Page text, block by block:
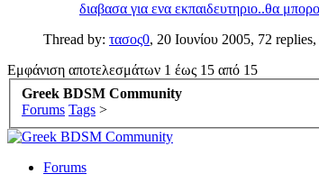
διαβασα για ενα εκπαιδευτηριο..θα
Thread by: τασος0, 20 Ιουνίου 2005, 72
Εμφάνιση αποτελεσμάτων 1 έως 15 από 15
Greek BDSM Community
Forums Tags >
Forums